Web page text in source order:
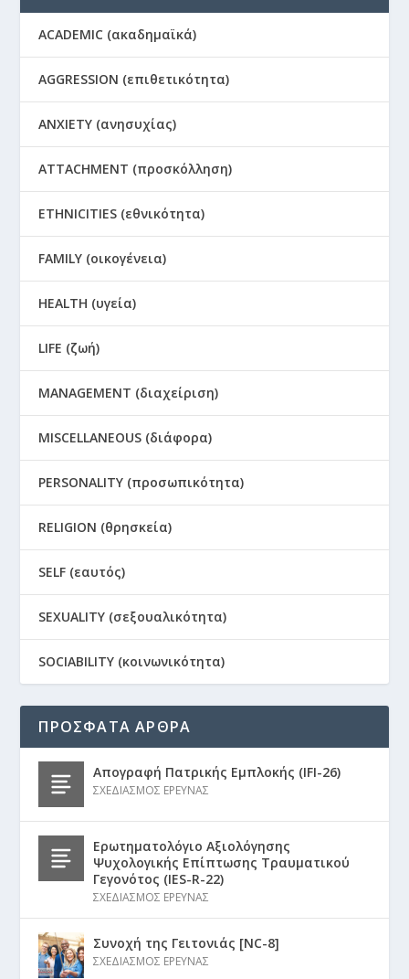
ACADEMIC (ακαδημαϊκά)
AGGRESSION (επιθετικότητα)
ANXIETY (ανησυχίας)
ATTACHMENT (προσκόλληση)
ETHNICITIES (εθνικότητα)
FAMILY (οικογένεια)
HEALTH (υγεία)
LIFE (ζωή)
MANAGEMENT (διαχείριση)
MISCELLANEOUS (διάφορα)
PERSONALITY (προσωπικότητα)
RELIGION (θρησκεία)
SELF (εαυτός)
SEXUALITY (σεξουαλικότητα)
SOCIABILITY (κοινωνικότητα)
ΠΡΟΣΦΑΤΑ ΑΡΘΡΑ
Απογραφή Πατρικής Εμπλοκής (IFI-26)
ΣΧΕΔΙΑΣΜΟΣ ΕΡΕΥΝΑΣ
Ερωτηματολόγιο Αξιολόγησης
Ψυχολογικής Επίπτωσης Τραυματικού
Γεγονότος (IES-R-22)
ΣΧΕΔΙΑΣΜΟΣ ΕΡΕΥΝΑΣ
Συνοχή της Γειτονιάς [NC-8]
ΣΧΕΔΙΑΣΜΟΣ ΕΡΕΥΝΑΣ